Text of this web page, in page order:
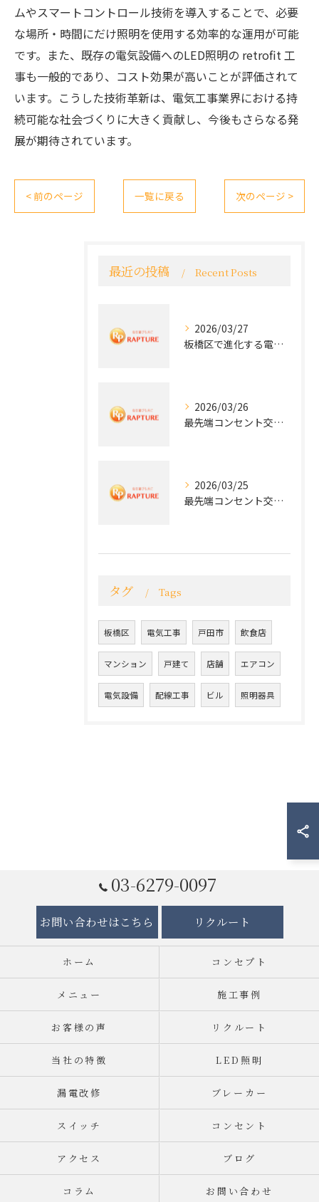
ムやスマートコントロール技術を導入することで、必要
な場所・時間にだけ照明を使用する効率的な運用が可能
です。また、既存の電気設備へのLED照明の retrofit 工
事も一般的であり、コスト効果が高いことが評価されて
います。こうした技術革新は、電気工事業界における持
続可能な社会づくりに大きく貢献し、今後もさらなる発
展が期待されています。
< 前のページ 一覧に戻る 次のページ >
最近の投稿 Recent Posts
2026/03/27
板橋区で進化する電気工事と最新コンセント交換技術
2026/03/26
最先端コンセント交換で快適な生活を実現する電気工事の技術
2026/03/25
最先端コンセント交換で実現する安全と快適な住環境
タグ Tags
板橋区 電気工事 戸田市 飲食店
マンション 戸建て 店舗 エアコン
電気設備 配線工事 ビル 照明器具
03-6279-0097
お問い合わせはこちら リクルート
ホーム コンセプト
メニュー 施工事例
お客様の声 リクルート
当社の特徴 LED照明
漏電改修 ブレーカー
スイッチ コンセント
アクセス ブログ
コラム お問い合わせ